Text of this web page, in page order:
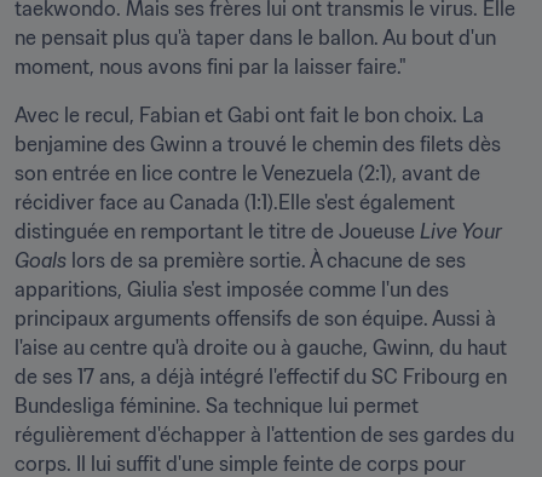
taekwondo. Mais ses frères lui ont transmis le virus. Elle
ne pensait plus qu'à taper dans le ballon. Au bout d'un
moment, nous avons fini par la laisser faire."
Avec le recul, Fabian et Gabi ont fait le bon choix. La
benjamine des Gwinn a trouvé le chemin des filets dès
son entrée en lice contre le Venezuela (2:1), avant de
récidiver face au Canada (1:1).Elle s'est également
distinguée en remportant le titre de Joueuse Live Your
Goals lors de sa première sortie. À chacune de ses
apparitions, Giulia s'est imposée comme l'un des
principaux arguments offensifs de son équipe. Aussi à
l'aise au centre qu'à droite ou à gauche, Gwinn, du haut
de ses 17 ans, a déjà intégré l'effectif du SC Fribourg en
Bundesliga féminine. Sa technique lui permet
régulièrement d'échapper à l'attention de ses gardes du
corps. Il lui suffit d'une simple feinte de corps pour